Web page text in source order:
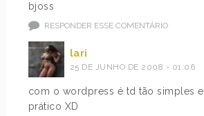
bjoss
RESPONDER ESSE COMENTÁRIO
lari
25 DE JUNHO DE 2008 - 01:06
com o wordpress é td tão simples e
prático XD